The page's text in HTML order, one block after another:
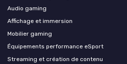
Audio gaming
Affichage et immersion
Mobilier gaming
Équipements performance eSport
Streaming et création de contenu